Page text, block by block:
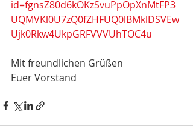
id=fgnsZ80d6kOKzSvuPpOpXnMtFP3
UQMVKl0U7zQ0fZHFUQ0lBMklDSVEw
Ujk0Rkw4UkpGRFVVVUhTOC4u
Mit freundlichen Grüßen
Euer Vorstand